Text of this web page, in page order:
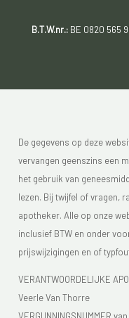
B.T.W.nr.:BE 0820 565
De gegevens op deze
vervangen geenszins een
het gebruik van
lezen. Bij twijfel of vragen,
apotheker. Alle op onze
inclusief BTW en onder
prijswijzigingen en of
VERANTWOORDELIJKE
Veerle Van Thorre
VERGUNNINGSNUMMER